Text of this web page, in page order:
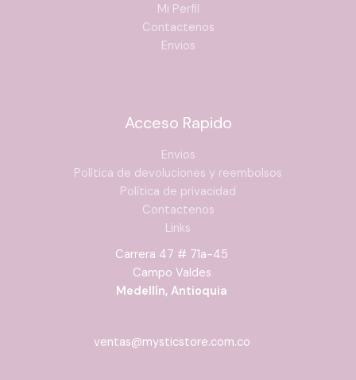
Mi Perfil
Contactenos
Envios
Acceso Rapido
Envios
Política de devoluciones y reembolsos
Política de privacidad
Contactenos
Links
Carrera 47 # 71a-45
Campo Valdes
Medellín, Antioquia
ventas@mysticstore.com.co